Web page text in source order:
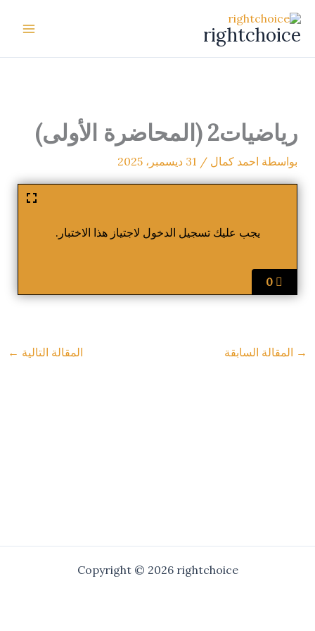
إلى
المحتوى
rightchoice
رياضيات2 (المحاضرة الأولى)
بواسطة احمد كمال / 31 ديسمبر، 2025
يجب عليك تسجيل الدخول لاجتياز هذا الاختبار.
→ المقالة السابقة المقالة التالية ←
Copyright © 2026 rightchoice